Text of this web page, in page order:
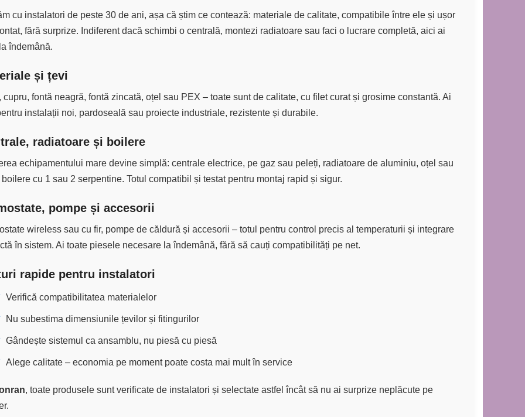
cu instalatori de peste 30 de ani, așa că știm ce contează: materiale de calitate, compatibile între ele și ușor
fără surprize. Indiferent dacă schimbi o centrală, montezi radiatoare sau faci o lucrare completă, aici ai
îndemână.
și țevi
cupru, fontă neagră, fontă zincată, oțel sau PEX – toate sunt de calitate, cu filet curat și grosime constantă. Ai
instalații noi, pardoseală sau proiecte industriale, rezistente și durabile.
radiatoare și boilere
echipamentului mare devine simplă: centrale electrice, pe gaz sau peleți, radiatoare de aluminiu, oțel sau
boilere cu 1 sau 2 serpentine. Totul compatibil și testat pentru montaj rapid și sigur.
pompe și accesorii
wireless sau cu fir, pompe de căldură și accesorii – totul pentru control precis al temperaturii și integrare
în sistem. Ai toate piesele necesare la îndemână, fără să cauți compatibilități pe net.
rapide pentru instalatori
Verifică compatibilitatea materialelor
Nu subestima dimensiunile țevilor și fitingurilor
Gândește sistemul ca ansamblu, nu piesă cu piesă
Alege calitate – economia pe moment poate costa mai mult în service
, toate produsele sunt verificate de instalatori și selectate astfel încât să nu ai surprize neplăcute pe